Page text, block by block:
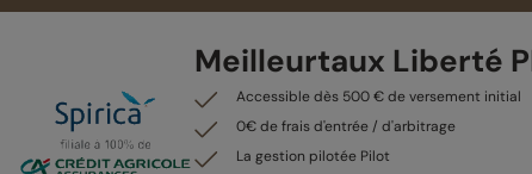
Meilleurtaux Liberté
Accessible dès 500 € de versement initial
0€ de frais d'entrée / d'arbitrage
La gestion pilotée Pilot